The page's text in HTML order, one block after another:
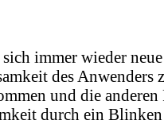
immer wieder
des
und die
durch ein